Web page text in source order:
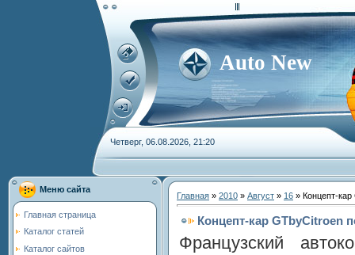
Auto New
Четверг, 06.08.2026, 21:20
Меню сайта
Главная страница
Каталог статей
Каталог сайтов
Главная » 2010 » Август » 16 » Концепт-
Концепт-кар GTbyCitroen
Французский